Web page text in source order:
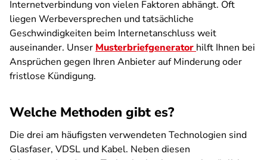
Internetverbindung von vielen Faktoren abhängt. Oft
liegen Werbeversprechen und tatsächliche
Geschwindigkeiten beim Internetanschluss weit
auseinander. Unser Musterbriefgenerator hilft Ihnen bei
Ansprüchen gegen Ihren Anbieter auf Minderung oder
fristlose Kündigung.
Welche Methoden gibt es?
Die drei am häufigsten verwendeten Technologien sind
Glasfaser, VDSL und Kabel. Neben diesen